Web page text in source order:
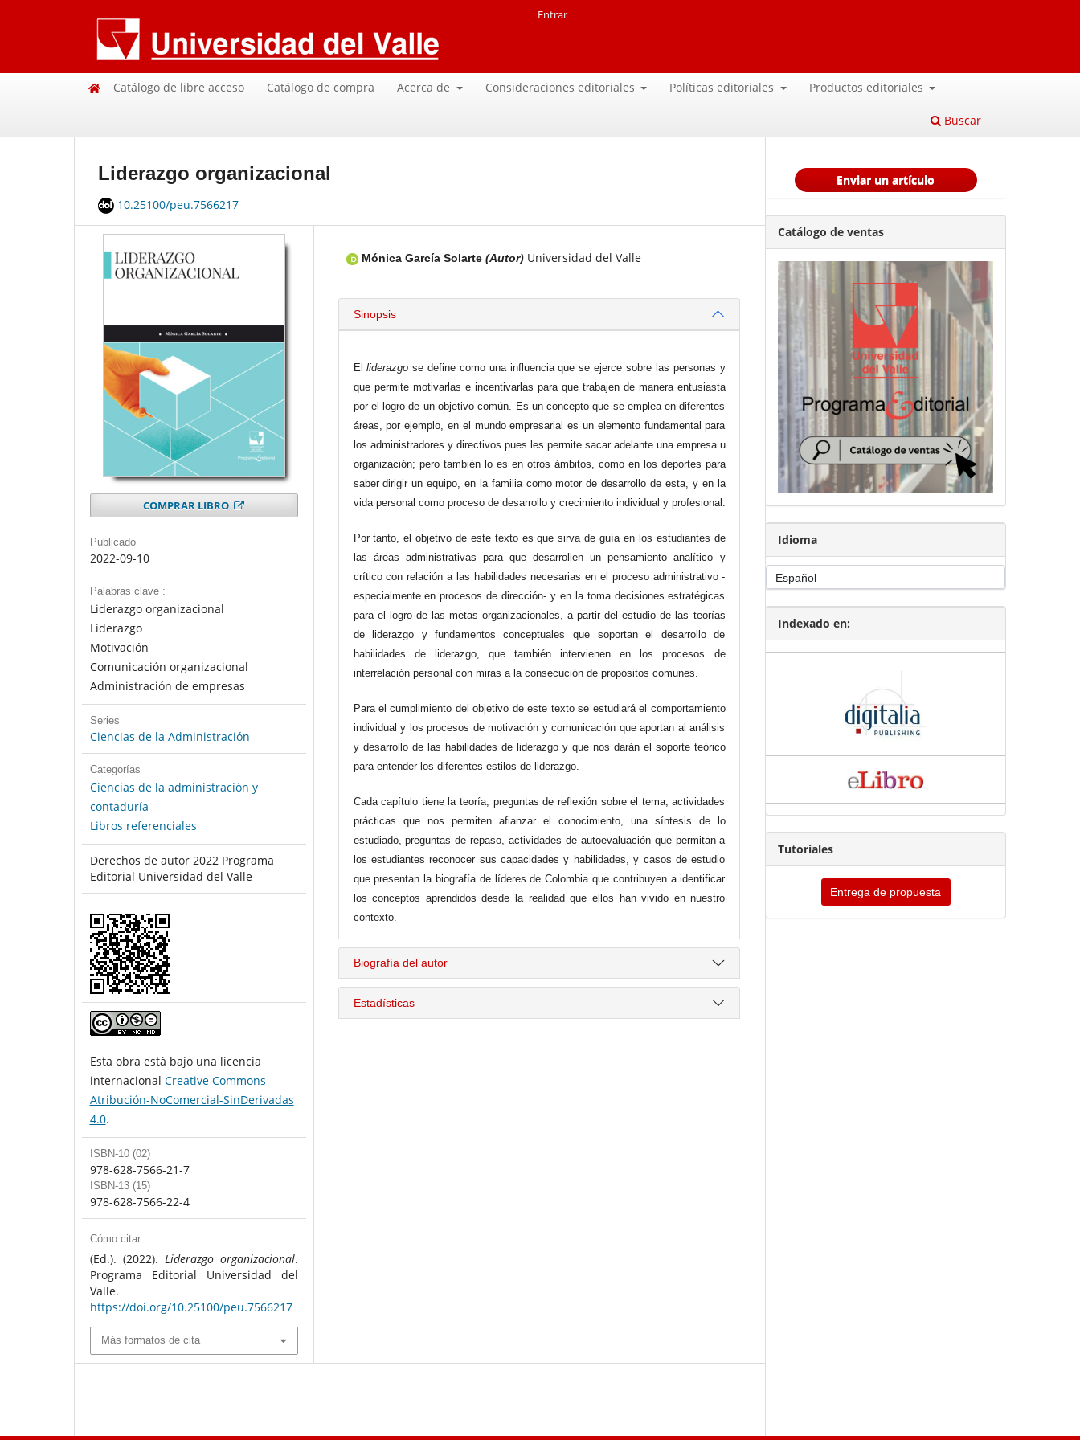
Catálogo de libre acceso Catálogo de compra Acerca de Consideraciones editoriales Políticas editoriales Productos editoriales
Buscar
Entrar
Liderazgo organizacional
10.25100/peu.7566217
COMPRAR LIBRO
Publicado
2022-09-10
Palabras clave :
Liderazgo organizacional
Liderazgo
Motivación
Comunicación organizacional
Administración de empresas
Series
Ciencias de la Administración
Categorías
Ciencias de la administración y
contaduría
Libros referenciales
Derechos de autor 2022 Programa
Editorial Universidad del Valle
Esta obra está bajo una licencia
internacional Creative Commons
Atribución-NoComercial-SinDerivadas
4.0.
ISBN-10 (02)
978-628-7566-21-7
ISBN-13 (15)
978-628-7566-22-4
Cómo citar
(Ed.). (2022). Liderazgo organizacional.
Programa Editorial Universidad del
Valle.
https://doi.org/10.25100/peu.7566217
Más formatos de cita
Mónica García Solarte (Autor) Universidad del Valle
Sinopsis
Elliderazgo se define como una influencia que se ejerce sobre las personas y
que permite motivarlas e incentivarlas para que trabajen de manera entusiasta
por el logro de un objetivo común. Es un concepto que se emplea en diferentes
áreas, por ejemplo, en el mundo empresarial es un elemento fundamental para
los administradores y directivos pues les permite sacar adelante una empresa u
organización; pero también lo es en otros ámbitos, como en los deportes para
saber dirigir un equipo, en la familia como motor de desarrollo de esta, y en la
vida personal como proceso de desarrollo y crecimiento individual y profesional.
Por tanto, el objetivo de este texto es que sirva de guía en los estudiantes de
las áreas administrativas para que desarrollen un pensamiento analítico y
crítico con relación a las habilidades necesarias en el proceso administrativo -
especialmente en procesos de dirección- y en la toma decisiones estratégicas
para el logro de las metas organizacionales, a partir del estudio de las teorías
de liderazgo y fundamentos conceptuales que soportan el desarrollo de
habilidades de liderazgo, que también intervienen en los procesos de
interrelación personal con miras a la consecución de propósitos comunes.
Para el cumplimiento del objetivo de este texto se estudiará el comportamiento
individual y los procesos de motivación y comunicación que aportan al análisis
y desarrollo de las habilidades de liderazgo y que nos darán el soporte teórico
para entender los diferentes estilos de liderazgo.
Cada capítulo tiene la teoría, preguntas de reflexión sobre el tema, actividades
prácticas que nos permiten afianzar el conocimiento, una síntesis de lo
estudiado, preguntas de repaso, actividades de autoevaluación que permitan a
los estudiantes reconocer sus capacidades y habilidades, y casos de estudio
que presentan la biografía de líderes de Colombia que contribuyen a identificar
los conceptos aprendidos desde la realidad que ellos han vivido en nuestro
contexto.
Biografía del autor
Estadísticas
Enviar un artículo
Catálogo de ventas
Idioma
Indexado en:
Tutoriales
Entrega de propuesta